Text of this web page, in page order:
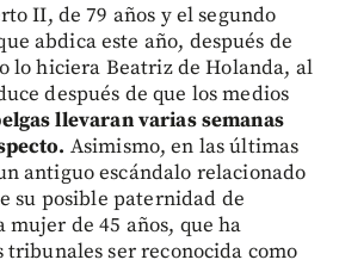
II, de 79 años y el segundo
abdica este año, después de
lo hiciera Beatriz de Holanda, al
después de que los medios
llevaran varias semanas
Asimismo, en las últimas
antiguo escándalo relacionado
su posible paternidad de
de 45 años, que ha
tribunales ser reconocida como